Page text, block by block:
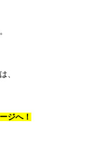
、
ジへ！